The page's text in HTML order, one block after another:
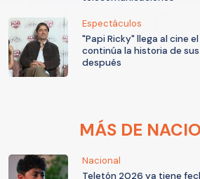
Espectáculos
"Papi Ricky" llega al cine
continúa la historia de
después
MÁS DE
Nacional
Teletón 2026 ya tiene